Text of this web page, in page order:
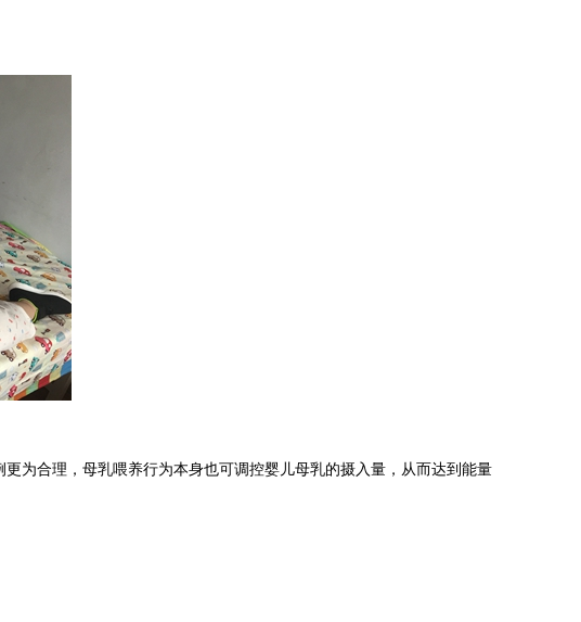
为合理，母乳喂养行为本身也可调控婴儿母乳的摄入量，从而达到能量